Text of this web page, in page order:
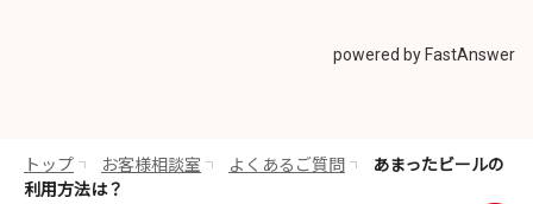
で
powered by FastAnswer
トップ お客様相談室 よくあるご質問
あまったビールの
利用方法は？